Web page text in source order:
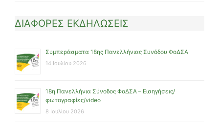
ΔΙΑΦΟΡΕΣ ΕΚΔΗΛΩΣΕΙΣ
Συμπεράσματα 18ης Πανελλήνιας Συνόδου ΦοΔΣΑ
14 Ιουλίου 2026
18η Πανελλήνια Σύνοδος ΦοΔΣΑ – Εισηγήσεις/
φωτογραφίες/video
8 Ιουλίου 2026